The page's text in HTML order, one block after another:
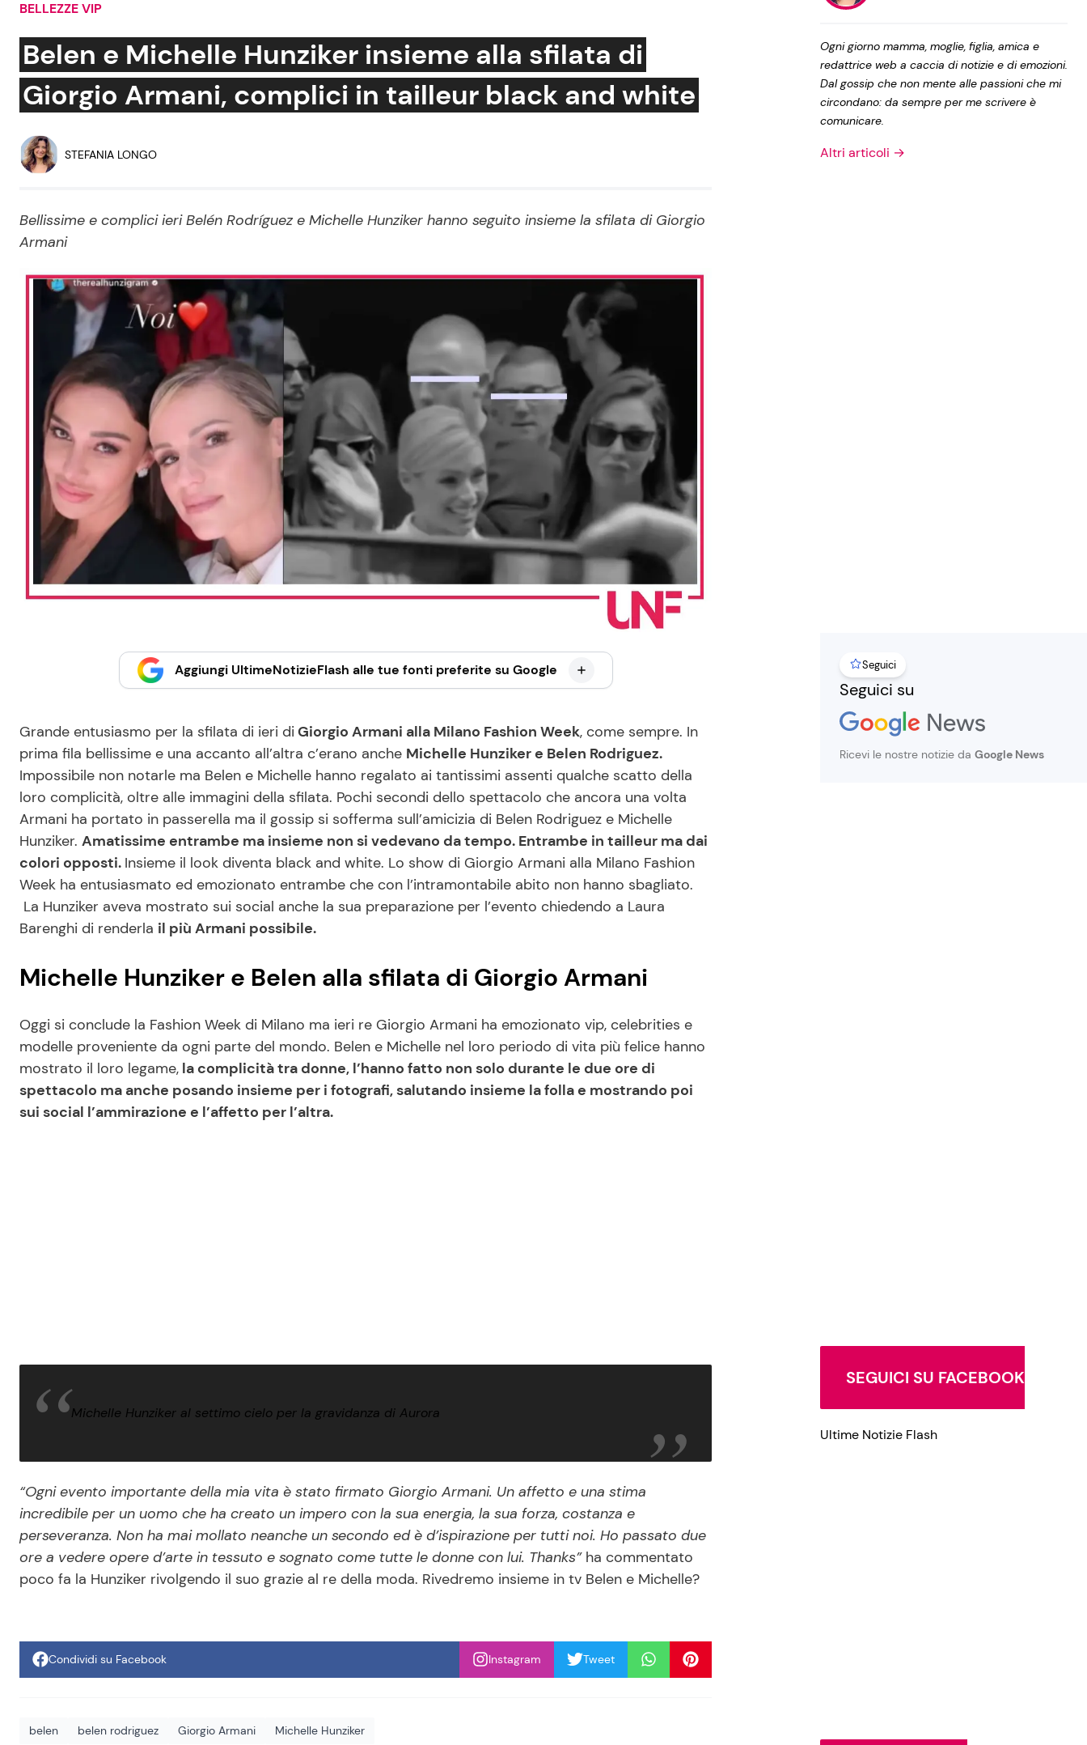
Social News
News dal mondo
Benessere
Mondo Mamma
Salute
Festività
Cucina e Ricette
Le Ricette in TV
Ricette Facili e Veloci
Ricette per Bambini
Privacy Policy
BELLEZZE VIP
Belen e Michelle Hunziker insieme alla sfilata di
Giorgio Armani, complici in tailleur black and white
STEFANIA LONGO
Bellissime e complici ieri Belén Rodríguez e Michelle Hunziker hanno seguito insieme la sfilata di Giorgio
Armani
Aggiungi UltimeNotizieFlash alle tue fonti preferite su Google
Grande entusiasmo per la sfilata di ieri di Giorgio Armani alla Milano Fashion Week, come sempre. In
prima fila bellissime e una accanto all’altra c’erano anche Michelle Hunziker e Belen Rodriguez.
Impossibile non notarle ma Belen e Michelle hanno regalato ai tantissimi assenti qualche scatto della
loro complicità, oltre alle immagini della sfilata. Pochi secondi dello spettacolo che ancora una volta
Armani ha portato in passerella ma il gossip si sofferma sull’amicizia di Belen Rodriguez e Michelle
Hunziker. Amatissime entrambe ma insieme non si vedevano da tempo. Entrambe in tailleur ma dai
colori opposti. Insieme il look diventa black and white. Lo show di Giorgio Armani alla Milano Fashion
Week ha entusiasmato ed emozionato entrambe che con l’intramontabile abito non hanno sbagliato.
La Hunziker aveva mostrato sui social anche la sua preparazione per l’evento chiedendo a Laura
Barenghi di renderla il più Armani possibile.
Michelle Hunziker e Belen alla sfilata di Giorgio Armani
Oggi si conclude la Fashion Week di Milano ma ieri re Giorgio Armani ha emozionato vip, celebrities e
modelle proveniente da ogni parte del mondo. Belen e Michelle nel loro periodo di vita più felice hanno
mostrato il loro legame, la complicità tra donne, l’hanno fatto non solo durante le due ore di
spettacolo ma anche posando insieme per i fotografi, salutando insieme la folla e mostrando poi
sui social l’ammirazione e l’affetto per l’altra.
Michelle Hunziker al settimo cielo per la gravidanza di Aurora
“Ogni evento importante della mia vita è stato firmato Giorgio Armani. Un affetto e una stima
incredibile per un uomo che ha creato un impero con la sua energia, la sua forza, costanza e
perseveranza. Non ha mai mollato neanche un secondo ed è d’ispirazione per tutti noi. Ho passato due
ore a vedere opere d’arte in tessuto e sognato come tutte le donne con lui. Thanks”ha commentato
poco fa la Hunziker rivolgendo il suo grazie al re della moda. Rivedremo insieme in tv Belen e Michelle?
Condividi su Facebook Instagram Tweet
belen belen rodriguez Giorgio Armani Michelle Hunziker
Ogni giorno mamma, moglie, figlia, amica e
redattrice web a caccia di notizie e di emozioni.
Dal gossip che non mente alle passioni che mi
circondano: da sempre per me scrivere è
comunicare.
Altri articoli →
Seguici
Seguici su
Ricevi le nostre notizie da Google News
SEGUICI SU FACEBOOK
Ultime Notizie Flash